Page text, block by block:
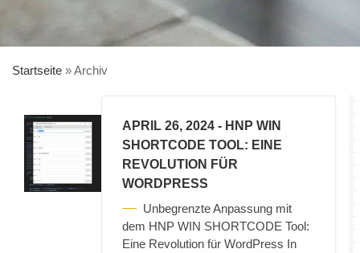
Startseite »Archiv
APRIL 26, 2024 - HNP WIN
SHORTCODE TOOL: EINE
REVOLUTION FÜR
WORDPRESS
Unbegrenzte Anpassung mit
dem HNP WIN SHORTCODE Tool:
Eine Revolution für WordPress In